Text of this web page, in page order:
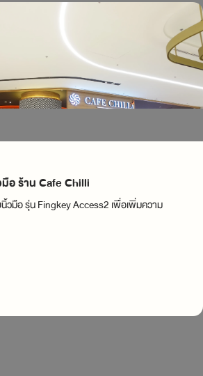
อ ร้าน Cafe Chilli
วมือ รุ่น Fingkey Access2 เพื่อเพิ่มความ